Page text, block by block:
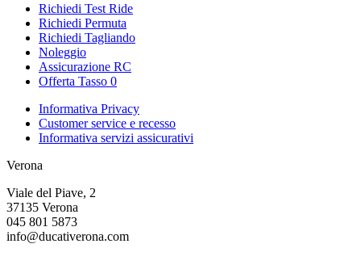
Richiedi Test Ride
Richiedi Permuta
Richiedi Tagliando
Noleggio
Assicurazione RC
Offerta Tasso 0
Informativa Privacy
Customer service e recesso
Informativa servizi assicurativi
Verona
Viale del Piave, 2
37135 Verona
045 801 5873
info@ducativerona.com